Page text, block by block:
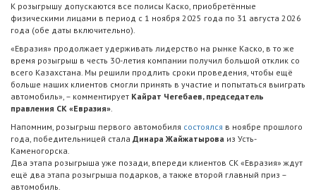
К розыгрышу допускаются все полисы Каско, приобретённые
физическими лицами в период с 1 ноября 2025 года по 31 августа 2026
года (обе даты включительно).
«Евразия» продолжает удерживать лидерство на рынке Каско, в то же
время розыгрыш в честь 30-летия компании получил большой отклик со
всего Казахстана. Мы решили продлить сроки проведения, чтобы ещё
больше наших клиентов смогли принять в участие и попытаться выиграть
автомобиль», – комментирует Кайрат Чегебаев, председатель
правления СК «Евразия».
Напомним, розыгрыш первого автомобиля состоялся в ноябре прошлого
года, победительницей стала Динара Жайжатырова из Усть-
Каменогорска.
Два этапа розыгрыша уже позади, впереди клиентов СК «Евразия» ждут
ещё два этапа розыгрыша подарков, а также второй главный приз –
автомобиль.